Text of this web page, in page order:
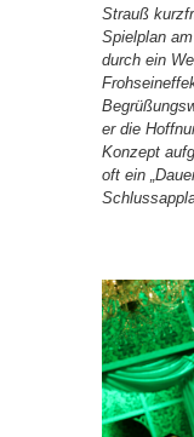
Strauß
Spielplan
durch ein
er die
Konzept
oft ein